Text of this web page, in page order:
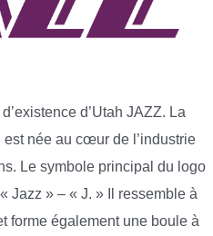
d’Utah JAZZ. La
née au cœur de l’industrie
Le symbole principal du logo
Jazz » – « J. » Il ressemble à
forme également une boule à